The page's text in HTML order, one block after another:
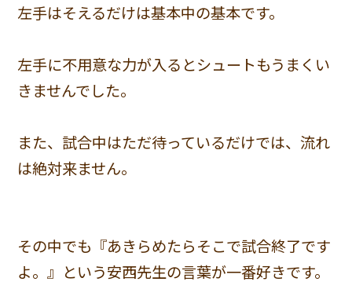
左手はそえるだけは基本中の基本です。
左手に不用意な力が入るとシュートもうまくい
きませんでした。
また、試合中はただ待っているだけでは、流れ
は絶対来ません。
その中でも『あきらめたらそこで試合終了です
よ。』という安西先生の言葉が一番好きです。